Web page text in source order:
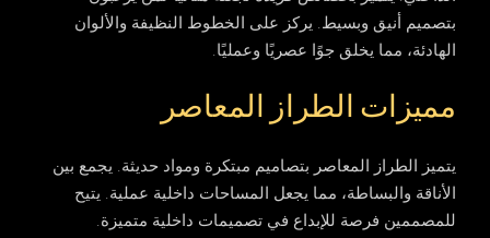
بتصميم أنيق وبسيط. يركز على الخطوط النظيفة والألوان
الهادئة، مما يخلق جوًا عصريًا وعمليًا.
مميزات الطراز المعاصر
يتميز الطراز المعاصر بتصاميم مبتكرة ومواد حديثة. يجمع بين
الأناقة والبساطة، مما يجعل المساحات داخلية عملية. يتيح
للمصممين فرصة للإبداع في تصميمات داخلية متميزة.